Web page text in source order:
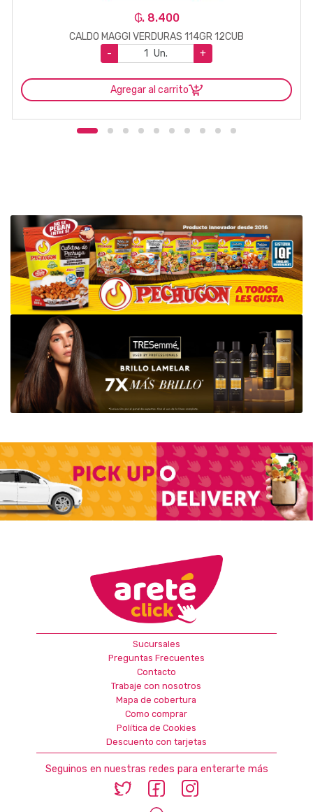
₲. 8.400
CALDO MAGGI VERDURAS 114GR 12CUB
-
Un. +
Agregar al carrito
Sucursales
Preguntas Frecuentes
Contacto
Trabaje con nosotros
Mapa de cobertura
Como comprar
Política de Cookies
Descuento con tarjetas
Seguinos en nuestras redes para enterarte más